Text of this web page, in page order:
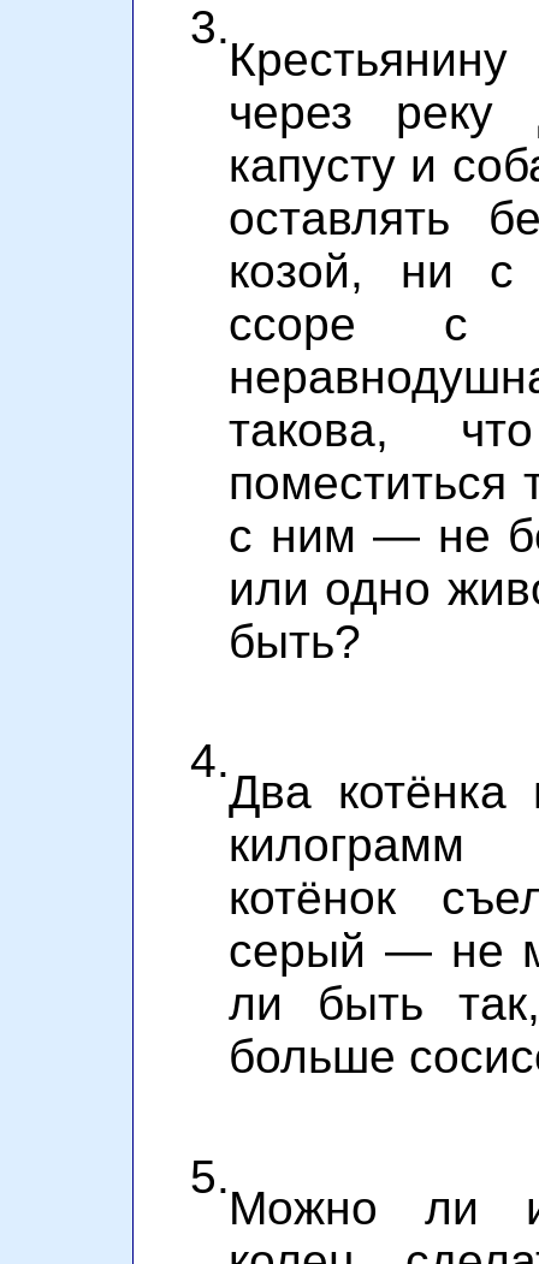
3.
через реку
капусту и
оставлять
козой, ни с
ссоре с
такова,
поместиться
с ним — не
или одно
быть?
4.
Два
котёнок
серый — не
ли быть
больше
5.
Можно ли